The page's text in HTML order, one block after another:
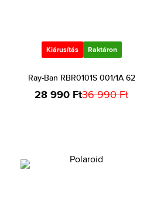
Kiárusítás Raktáron
Ray-Ban RBR0101S 001/1A 62
28 990 Ft36 990 Ft